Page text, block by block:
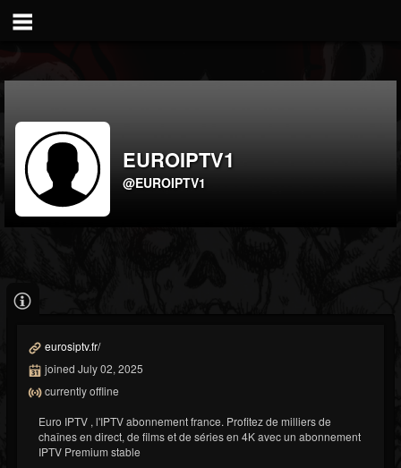
EUROIPTV1
@EUROIPTV1
eurosiptv.fr/
joined July 02, 2025
currently offline
Euro IPTV , l'IPTV abonnement france​. Profitez de milliers de
chaînes en direct, de films et de séries en 4K avec un abonnement
IPTV Premium stable